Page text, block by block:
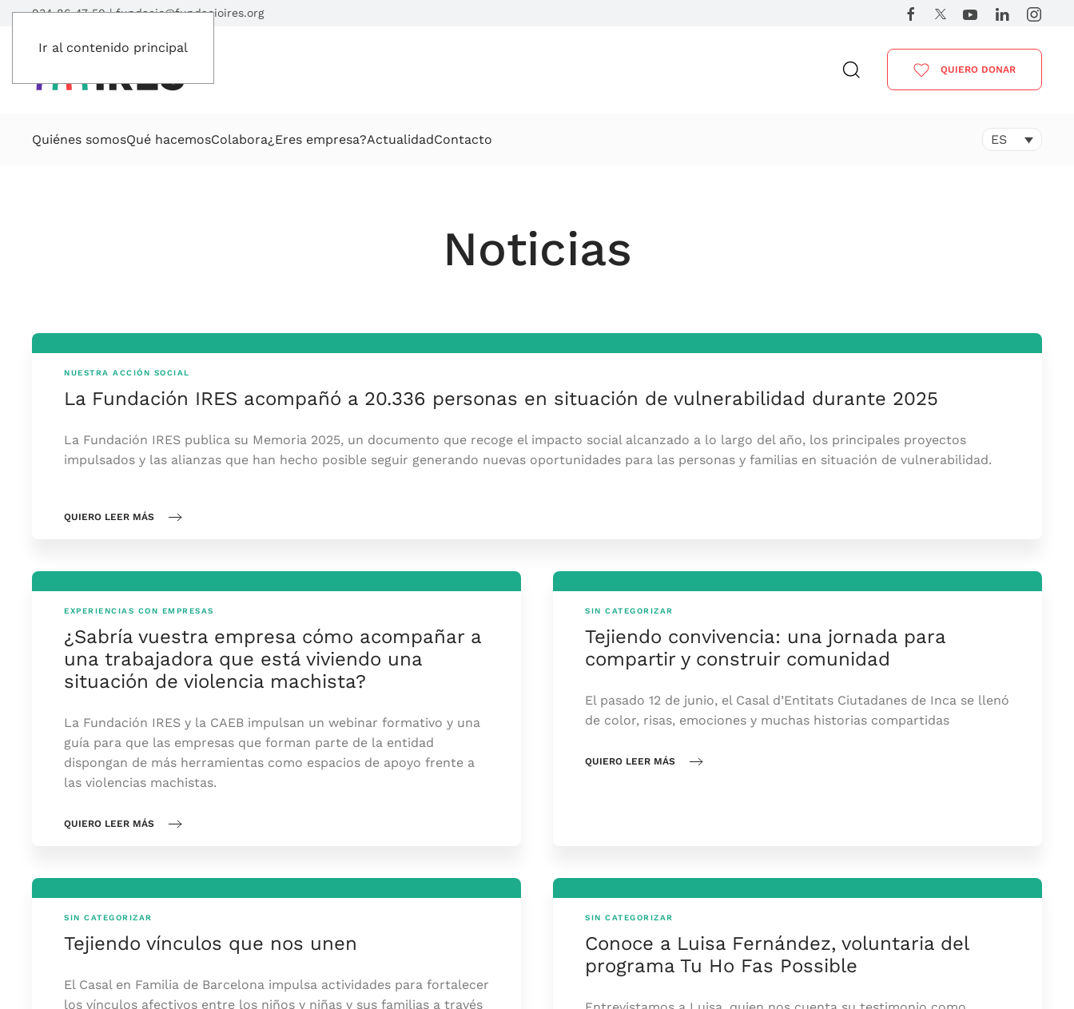
Ir al contenido principal
934 86 47 50|fundacio@fundacioires.org
QUIERO DONAR
Quiénes somosQué hacemosColabora¿Eres empresa?ActualidadContacto ES
Noticias
NUESTRA ACCIÓN SOCIAL
La Fundación IRES acompañó a 20.336 personas en situación de vulnerabilidad durante 2025
La Fundación IRES publica su Memoria 2025, un documento que recoge el impacto social alcanzado a lo largo del año, los principales proyectos
impulsados y las alianzas que han hecho posible seguir generando nuevas oportunidades para las personas y familias en situación de vulnerabilidad.
QUIERO LEER MÁS
EXPERIENCIAS CON EMPRESAS
¿Sabría vuestra empresa cómo acompañar a
una trabajadora que está viviendo una
situación de violencia machista?
La Fundación IRES y la CAEB impulsan un webinar formativo y una
guía para que las empresas que forman parte de la entidad
dispongan de más herramientas como espacios de apoyo frente a
las violencias machistas.
QUIERO LEER MÁS
SIN CATEGORIZAR
Tejiendo convivencia: una jornada para
compartir y construir comunidad
El pasado 12 de junio, el Casal d’Entitats Ciutadanes de Inca se llenó
de color, risas, emociones y muchas historias compartidas
QUIERO LEER MÁS
SIN CATEGORIZAR
Tejiendo vínculos que nos unen
El Casal en Familia de Barcelona impulsa actividades para fortalecer
los vínculos afectivos entre los niños y niñas y sus familias a través
SIN CATEGORIZAR
Conoce a Luisa Fernández, voluntaria del
programa Tu Ho Fas Possible